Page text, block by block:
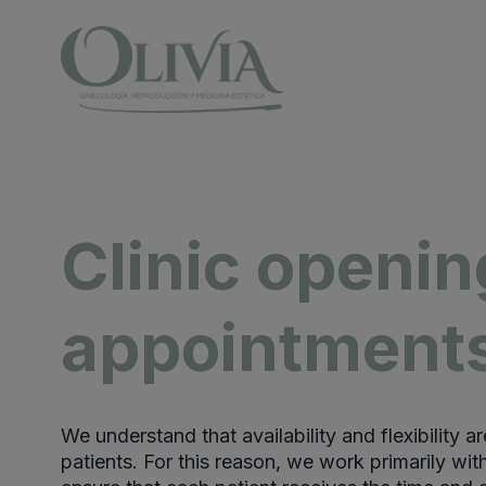
Clinic
We understand that availability and flexibility
patients. For this reason, we work primarily